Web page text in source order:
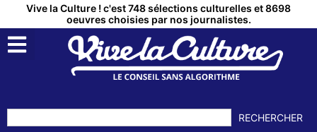
Vive la Culture ! c'est 748 sélections culturelles et 8698
oeuvres choisies par nos journalistes.
RECHERCHER